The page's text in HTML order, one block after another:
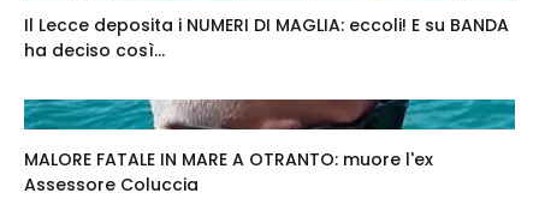
Il Lecce deposita i NUMERI DI MAGLIA: eccoli! E su BANDA
ha deciso così...
MALORE FATALE IN MARE A OTRANTO: muore l'ex
Assessore Coluccia